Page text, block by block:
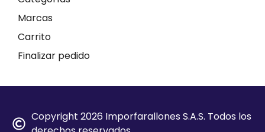
Marcas
Carrito
Finalizar pedido
Copyright 2026 Imporfarallones S.A.S. Todos los